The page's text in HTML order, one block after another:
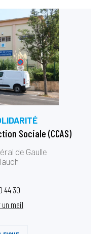
Sociale (CCAS)
de Gaulle
44 30
un mail